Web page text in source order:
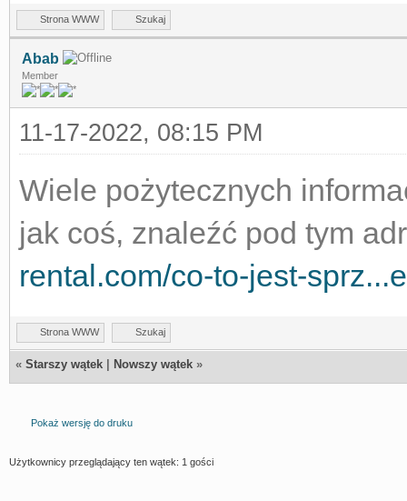
Strona WWW Szukaj
Abab
Member
11-17-2022, 08:15 PM
Wiele pożytecznych
jak coś, znaleźć pod tym
rental.com/co-to-jest-
Strona WWW Szukaj
« Starszy wątek Nowszy wątek »
Pokaż wersję do druku
Użytkownicy przeglądający ten wątek: 1 gości